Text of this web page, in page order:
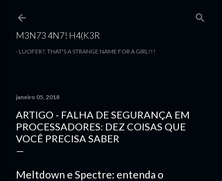
M3N73 4N7! H4(K3R
- LUCIFER?, THAT'S A STRANGE NAME FOR A GIRL!!!
janeiro 05, 2018
ARTIGO - FALHA DE SEGURANÇA EM
PROCESSADORES: DEZ COISAS QUE
VOCÊ PRECISA SABER
Meltdown e Spectre: entenda o